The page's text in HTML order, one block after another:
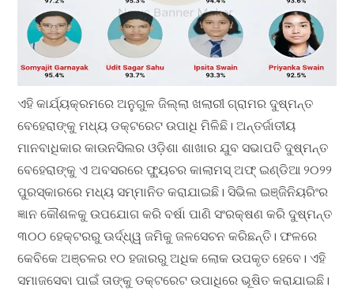
ଏହି କାର୍ଯ୍ୟକ୍ରମରେ ଅନୁଗୁଳ ଜିଲ୍ଲା ଖଲାରୀ ଗ୍ରାମର ଦୁଷ୍ମନ୍ତ
ବେହେରାଙ୍କୁ ମଧ୍ୟ ଡକ୍ଟରେଟ ଉପାଧି ମିଳିଛି। ଅନ୍ତର୍ଜାତୀୟ
ମାନବାଧିକାର କାଉନସିଲର ଓଡ଼ିଶା ଶାଖାର ଯୁବ ସଭାପତି ଦୁଷ୍ମନ୍ତ
ବେହେରାଙ୍କୁ ଏ ଅବସରରେ ଫ୍ୟୁଚର କାଲାମସ୍ ଅଫ୍ ଇଣ୍ଡିଆ ୨୦୨୨
ପୁରସ୍କାରରେ ମଧ୍ୟ ସମ୍ମାନିତ କରାଯାଇଛି। ସିଭିଲ ଇଞ୍ଜିନିୟରିଂର
ଜ୍ଞାନ କୌଶଳକୁ ଉପଯୋଗ କରି ବର୍ଷା ପାଣି ସଂରକ୍ଷଣ କରି ଦୁଷ୍ମନ୍ତ
୩୦୦ ହେକ୍ଟରରୁ ଊର୍ଦ୍ଧ୍ୱ ଜମିକୁ ଜଳସେଚନ କରିଛନ୍ତି। ଫଳରେ
କେବିକେ ଅଞ୍ଚଳର ୧୦ ହଜାରରୁ ଅଧିକ ଲୋକ ଉପକୃତ ହେବେ। ଏହି
ସମାଜସେବା ପାଇଁ ତାଙ୍କୁ ଡକ୍ଟରେଟ ଉପାଧିରେ ଭୂଷିତ କରାଯାଇଛି।